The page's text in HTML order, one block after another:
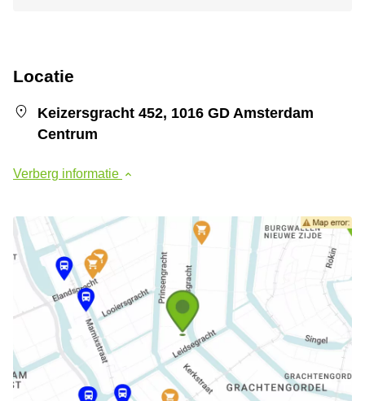
Locatie
Keizersgracht 452, 1016 GD Amsterdam
Centrum
Verberg informatie